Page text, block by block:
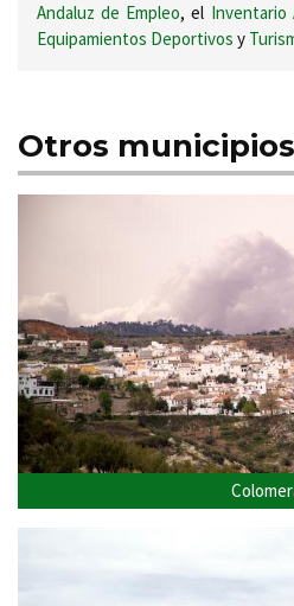
Andaluz de Empleo, el Inventario
Equipamientos Deportivos y
Otros